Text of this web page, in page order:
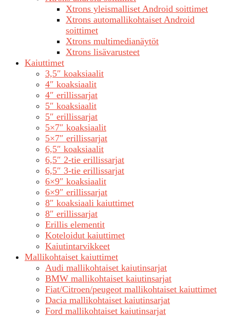
Xtrons yleismalliset Android soittimet
Xtrons automallikohtaiset Android
soittimet
Xtrons multimedianäytöt
Xtrons lisävarusteet
Kaiuttimet
3,5″ koaksiaalit
4″ koaksiaalit
4″ erillissarjat
5″ koaksiaalit
5″ erillissarjat
5×7″ koaksiaalit
5×7″ erillissarjat
6,5″ koaksiaalit
6,5″ 2-tie erillissarjat
6,5″ 3-tie erillissarjat
6×9″ koaksiaalit
6×9″ erillissarjat
8″ koaksiaali kaiuttimet
8″ erillissarjat
Erillis elementit
Koteloidut kaiuttimet
Kaiutintarvikkeet
Mallikohtaiset kaiuttimet
Audi mallikohtaiset kaiutinsarjat
BMW mallikohtaiset kaiutinsarjat
Fiat/Citroen/peugeot mallikohtaiset kaiuttimet
Dacia mallikohtaiset kaiutinsarjat
Ford mallikohtaiset kaiutinsarjat